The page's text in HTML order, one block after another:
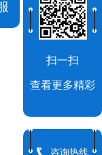
扫一扫
查看更多精彩
咨询热线